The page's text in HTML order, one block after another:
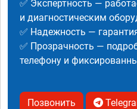
✅ Экспертность —
и диагностическим
✅ Надежность —
✅ Прозрачность —
телефону и
Позвонить